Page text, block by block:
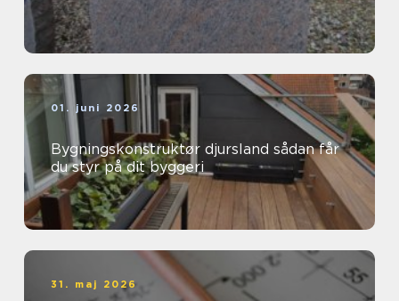
01. juni 2026
Bygningskonstruktør djursland sådan får
du styr på dit byggeri
31. maj 2026